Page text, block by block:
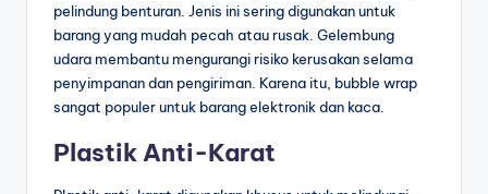
pelindung benturan. Jenis ini sering digunakan untuk
barang yang mudah pecah atau rusak. Gelembung
udara membantu mengurangi risiko kerusakan selama
penyimpanan dan pengiriman. Karena itu, bubble wrap
sangat populer untuk barang elektronik dan kaca.
Plastik Anti-Karat